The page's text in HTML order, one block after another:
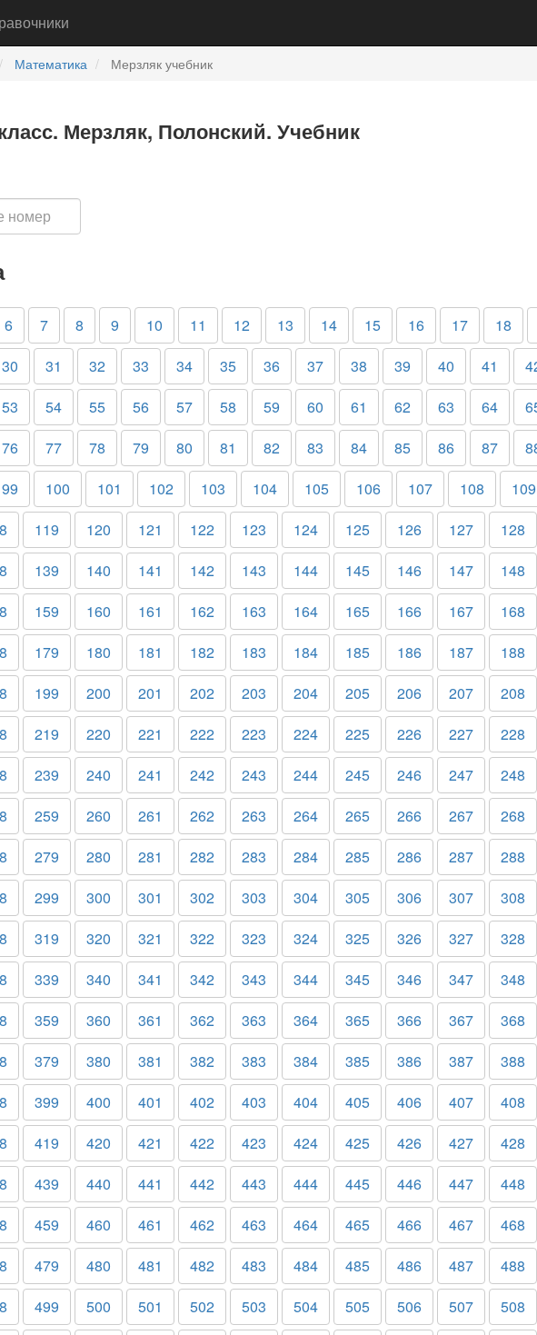
Математика Мерзляк учебник
Мерзляк, Полонский. Учебник
6 7 8 9 10 11 12 13 14 15 16 17
18
30 31 32 33 34 35 36 37 38 39 40 41
53 54 55 56 57 58 59 60 61 62 63 64
76 77 78 79 80 81 82 83 84 85 86 87
99 100 101 102 103 104 105 106 107 108
109
119 120 121 122 123 124 125 126 127
128
139 140 141 142 143 144 145 146 147
148
159 160 161 162 163 164 165 166 167
168
179 180 181 182 183 184 185 186 187
188
199 200 201 202 203 204 205 206 207
208
219 220 221 222 223 224 225 226 227
228
239 240 241 242 243 244 245 246 247
248
259 260 261 262 263 264 265 266 267
268
279 280 281 282 283 284 285 286 287
288
299 300 301 302 303 304 305 306 307
308
319 320 321 322 323 324 325 326 327
328
339 340 341 342 343 344 345 346 347
348
359 360 361 362 363 364 365 366 367
368
379 380 381 382 383 384 385 386 387
388
399 400 401 402 403 404 405 406 407
408
419 420 421 422 423 424 425 426 427
428
439 440 441 442 443 444 445 446 447
448
459 460 461 462 463 464 465 466 467
468
479 480 481 482 483 484 485 486 487
488
499 500 501 502 503 504 505 506 507
508